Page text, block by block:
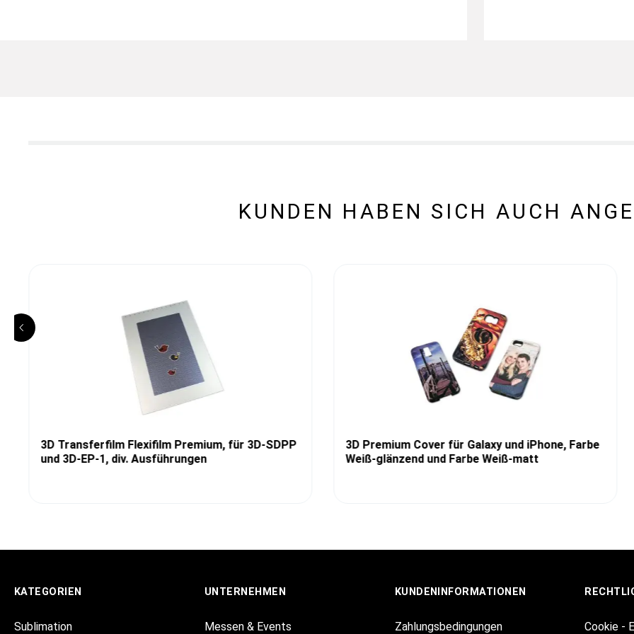
KUNDEN HABEN SICH AUCH
3D Transferfilm Flexifilm Premium, für 3D-SDPP
und 3D-EP-1, div. Ausführungen
3D Premium Cover für Galaxy und iPhone, Farbe
Weiß-glänzend und Farbe Weiß-matt
KATEGORIEN
Sublimation
UNTERNEHMEN
Messen & Events
KUNDENINFORMATIONEN
Zahlungsbedingungen Cookie -